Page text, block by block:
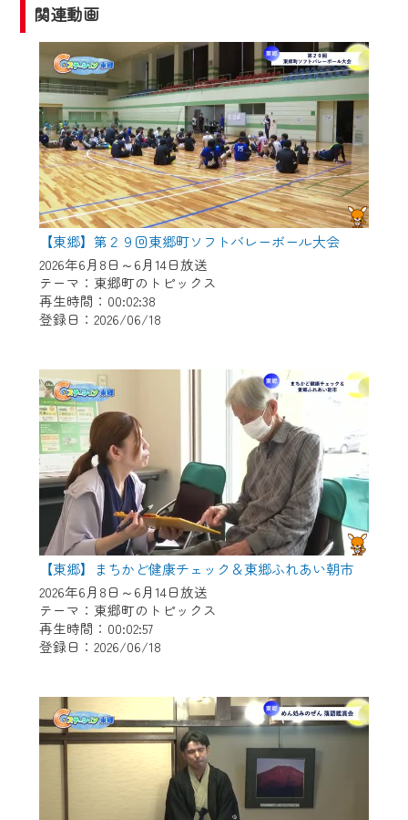
関連動画
【東郷】第２９回東郷町ソフトバレーボール大会
2026年6月8日～6月14日放送
テーマ：東郷町のトピックス
再生時間：00:02:38
登録日：2026/06/18
【東郷】まちかど健康チェック＆東郷ふれあい朝市
2026年6月8日～6月14日放送
テーマ：東郷町のトピックス
再生時間：00:02:57
登録日：2026/06/18
2024年9月24日からはご加入者様へのサー
ビス向上のため、
『CCNet Web TV』を利用いただくには、
一部コンテンツを除き、
CCNetサービスへの加入と『CCNetマイ
ページ※』へのログインが必要となりま
す。
何卒、ご理解ご了承の程よろしくお願い
いたします。
※マイページへのログインには、MyIDが必
要となります。
※MyIDとは、CCNet Web TVを含むCCNetの
各種サービスをご利用頂くためのIDです。
で設定できます。
（GmailやYahooなどのフリーメールアドレ
スでも作成可能です）
※マイページへのログイン・MyIDの新規登
録はこちらから
※CCNetアプリをご利用中の方は引き続き
ご視聴いただけます。
＜メンテナンス情報＞
CCNetWebTVのリニューアルにともないメ
ンテナンス作業を予定しています。
作業の間は、CCNetWebTVの画面が「メン
テナンス中」になり、ご利用いただけませ
ん。
ご不便をおかけいたしますが、ご了承の程
よろしくお願いいたします。